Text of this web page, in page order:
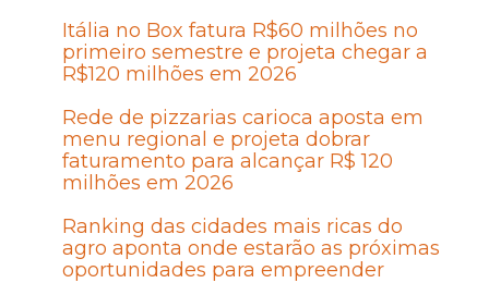
Itália no Box fatura R$60 milhões no
primeiro semestre e projeta chegar a
R$120 milhões em 2026
Rede de pizzarias carioca aposta em
menu regional e projeta dobrar
faturamento para alcançar R$ 120
milhões em 2026
Ranking das cidades mais ricas do
agro aponta onde estarão as próximas
oportunidades para empreender